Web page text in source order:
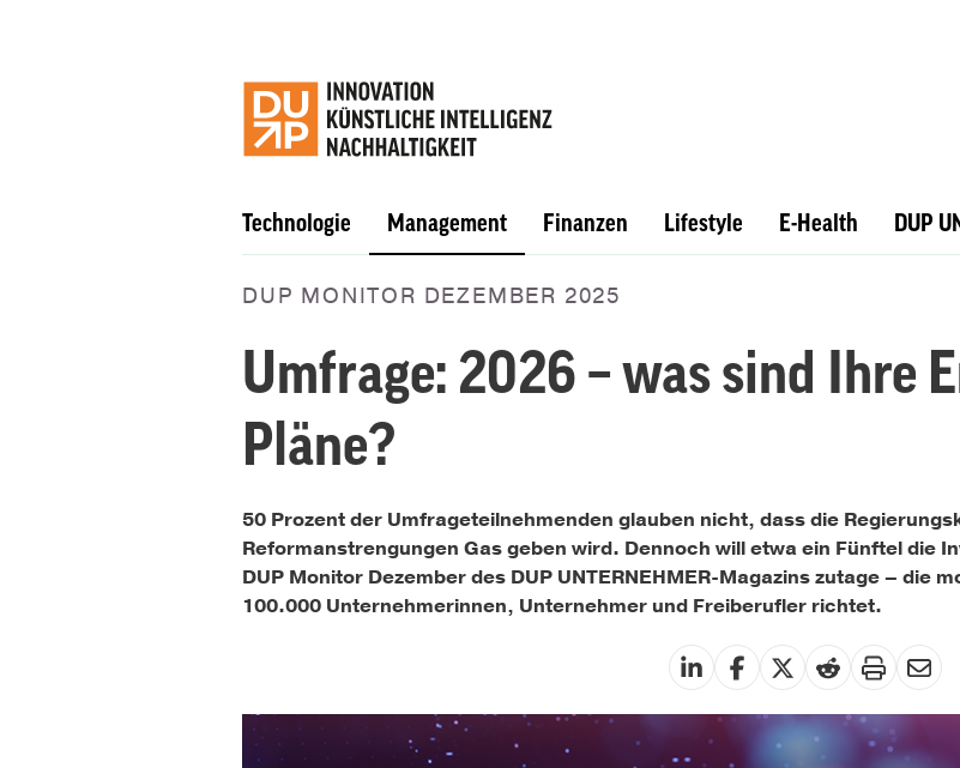
Technologie Management Finanzen Lifestyle E-Health DUP
DUP MONITOR DEZEMBER 2025
Umfrage: 2026 – was sind Ihre
Pläne?
50 Prozent der Umfrageteilnehmenden glauben nicht, dass die
Reformanstrengungen Gas geben wird. Dennoch will etwa ein Fünftel die
DUP Monitor Dezember des DUP UNTERNEHMER-Magazins zutage – die
100.000 Unternehmerinnen, Unternehmer und Freiberufler richtet.